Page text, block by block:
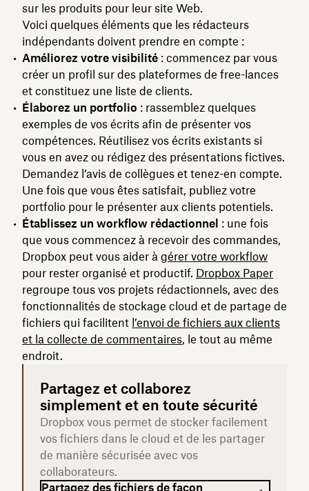
sur les produits pour leur site Web.
Voici quelques éléments que les rédacteurs
indépendants doivent prendre en compte :
Améliorez votre visibilité : commencez par vous
créer un profil sur des plateformes de free-lances
et constituez une liste de clients.
Élaborez un portfolio : rassemblez quelques
exemples de vos écrits afin de présenter vos
compétences. Réutilisez vos écrits existants si
vous en avez ou rédigez des présentations fictives.
Demandez l’avis de collègues et tenez-en compte.
Une fois que vous êtes satisfait, publiez votre
portfolio pour le présenter aux clients potentiels.
Établissez un workflow rédactionnel : une fois
que vous commencez à recevoir des commandes,
Dropbox peut vous aider à gérer votre workflow
pour rester organisé et productif. Dropbox Paper
regroupe tous vos projets rédactionnels, avec des
fonctionnalités de stockage cloud et de partage de
fichiers qui facilitent l’envoi de fichiers aux clients
et la collecte de commentaires, le tout au même
endroit.
Partagez et collaborez
simplement et en toute sécurité
Dropbox vous permet de stocker facilement
vos fichiers dans le cloud et de les partager
de manière sécurisée avec vos
collaborateurs.
Partagez des fichiers de façon